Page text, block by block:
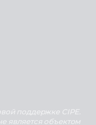
поддержке CIPE.
является объектом